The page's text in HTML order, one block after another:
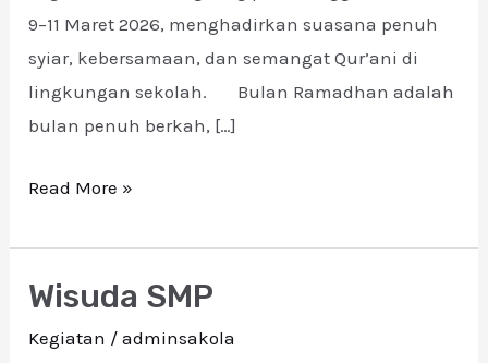
9–11 Maret 2026, menghadirkan suasana penuh
syiar, kebersamaan, dan semangat Qur’ani di
lingkungan sekolah. Bulan Ramadhan adalah
bulan penuh berkah, […]
Read More »
Wisuda SMP
Kegiatan /adminsakola
Wisuda